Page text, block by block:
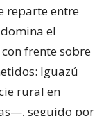
reparte entre
el
frente sobre
Iguazú
rural en
seguido por